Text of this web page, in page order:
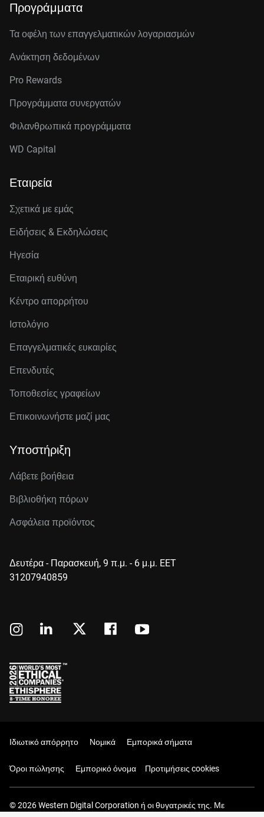
Προγράμματα
Τα οφέλη των επαγγελματικών λογαριασμών
Ανάκτηση δεδομένων
Pro Rewards
Προγράμματα συνεργατών
Φιλανθρωπικά προγράμματα
WD Capital
Εταιρεία
Σχετικά με εμάς
Ειδήσεις & Εκδηλώσεις
Ηγεσία
Εταιρική ευθύνη
Κέντρο απορρήτου
Ιστολόγιο
Επαγγελματικές ευκαιρίες
Επενδυτές
Τοποθεσίες γραφείων
Επικοινωνήστε μαζί μας
Υποστήριξη
Λάβετε βοήθεια
Βιβλιοθήκη πόρων
Ασφάλεια προϊόντος
Δευτέρα - Παρασκευή, 9 π.μ. - 6 μ.μ. EET
31207940859
Ιδιωτικό απόρρητο Νομικά Εμπορικά σήματα
Όροι πώλησης Εμπορικό όνομα Προτιμήσεις cookies
© 2026 Western Digital Corporation ή οι θυγατρικές της. Με